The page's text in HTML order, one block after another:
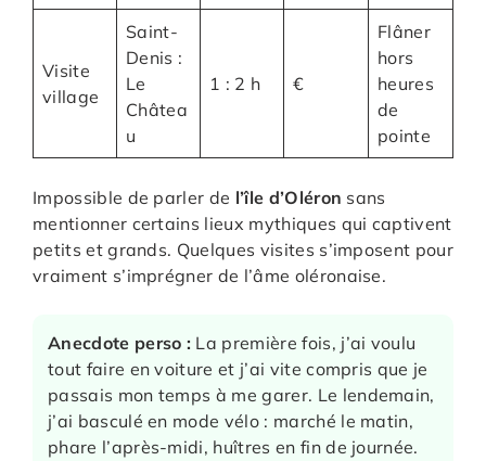
Visite
village
Saint-
Denis :
Le
Châtea
u
1 : 2 h €
Flâner
hors
heures
de
pointe
Impossible de parler de l’île d’Oléron sans
mentionner certains lieux mythiques qui captivent
petits et grands. Quelques visites s’imposent pour
vraiment s’imprégner de l’âme oléronaise.
Anecdote perso : La première fois, j’ai voulu
tout faire en voiture et j’ai vite compris que je
passais mon temps à me garer. Le lendemain,
j’ai basculé en mode vélo : marché le matin,
phare l’après-midi, huîtres en fin de journée.